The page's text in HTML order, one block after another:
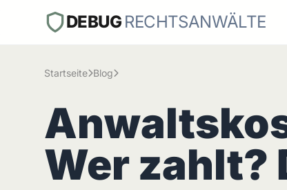
DEBUG RECHTSANWÄLTE
Startseite Blog
Wer zahlt?